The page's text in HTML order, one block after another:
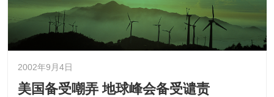
2002年9月4日
美国备受嘲弄 地球峰会备受谴责